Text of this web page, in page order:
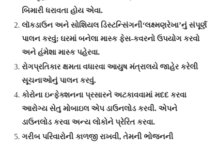
બિમારી ધરાવતા હોય એવા.
લૉકડાઉન અને સોશિયલ ડિસ્ટન્સિંગની‘લક્ષ્મણરેખા’નું સંપૂર્ણ
પાલન કરવું; ઘરમાં બનેલા માસ્ક ફેસ-કવરનો ઉપયોગ કરવો
અને હંમેશા માસ્ક પહેરવા.
રોગપ્રતિકાર ક્ષમતા વધારવા આયુષ મંત્રાલયે જાહેર કરેલી
સૂચનાઓનું પાલન કરવું.
કોરોના ઇન્ફેક્શનના પ્રસારને અટકાવવામાં મદદ કરવા
આરોગ્ય સેતુ મોબાઇલ એપ ડાઉનલોડ કરવી. એપને
ડાઉનલોડ કરવા અન્ય લોકોને પ્રેરિત કરવા.
ગરીબ પરિવારોની કાળજી રાખવી, તેમની ભોજનની